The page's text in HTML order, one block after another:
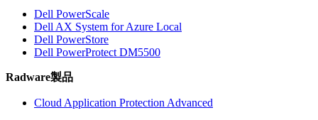
Dell PowerScale
Dell AX System for Azure Local
Dell PowerStore
Dell PowerProtect DM5500
Radware製品
Cloud Application Protection Advanced